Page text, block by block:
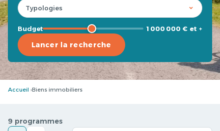
Budget 1 000 000 € et +
Lancer la recherche
Accueil Biens immobiliers
9 programmes